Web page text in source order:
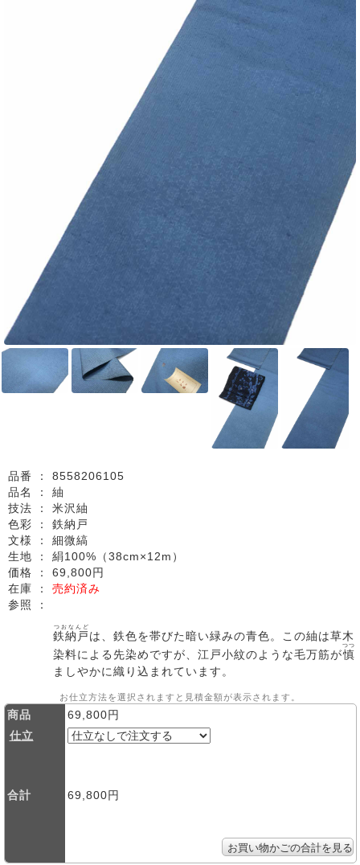
品番 ： 8558206105
品名 ： 紬
技法 ： 米沢紬
色彩 ： 鉄納戸
文様 ： 細微縞
生地 ： 絹100%（38cm×12m）
価格 ： 69,800円
在庫 ： 売約済み
参照 ：
鉄納戸
つおなんど
は、鉄色を帯びた暗い緑みの青色。この紬は草木
染料による先染めですが、江戸小紋のような毛万筋が慎
つつ
ましやかに織り込まれています。
お仕立方法を選択されますと見積金額が表示されます。
商品
69,800円
仕立
合計 69,800円